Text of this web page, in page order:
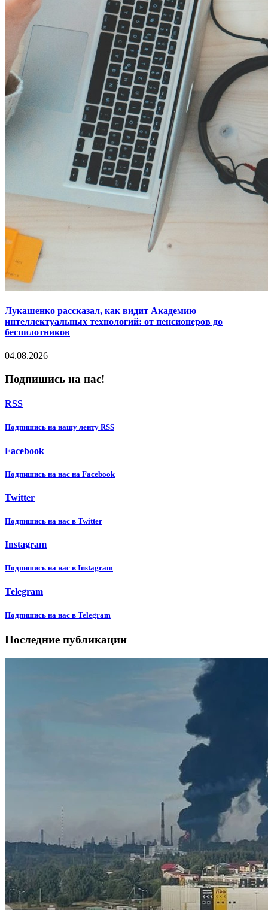
Лукашенко рассказал, как видит Академию
интеллектуальных технологий: от пенсионеров до
беспилотников
04.08.2026
Подпишись на нас!
RSS
Подпишиcь на нашу ленту RSS
Facebook
Подпишиcь на нас на Facebook
Twitter
Подпишиcь на нас в Twitter
Instagram
Подпишиcь на нас в Instagram
Telegram
Подпишиcь на нас в Telegram
Последние публикации